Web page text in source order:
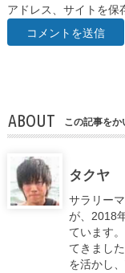
アドレス、サイトを保
ABOUT この記事をか
タクヤ
サラリー
が、2018
ています
てきまし
を活かし